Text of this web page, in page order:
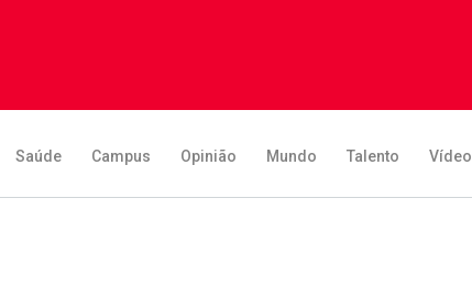
Saúde Campus Opinião Mundo Talento